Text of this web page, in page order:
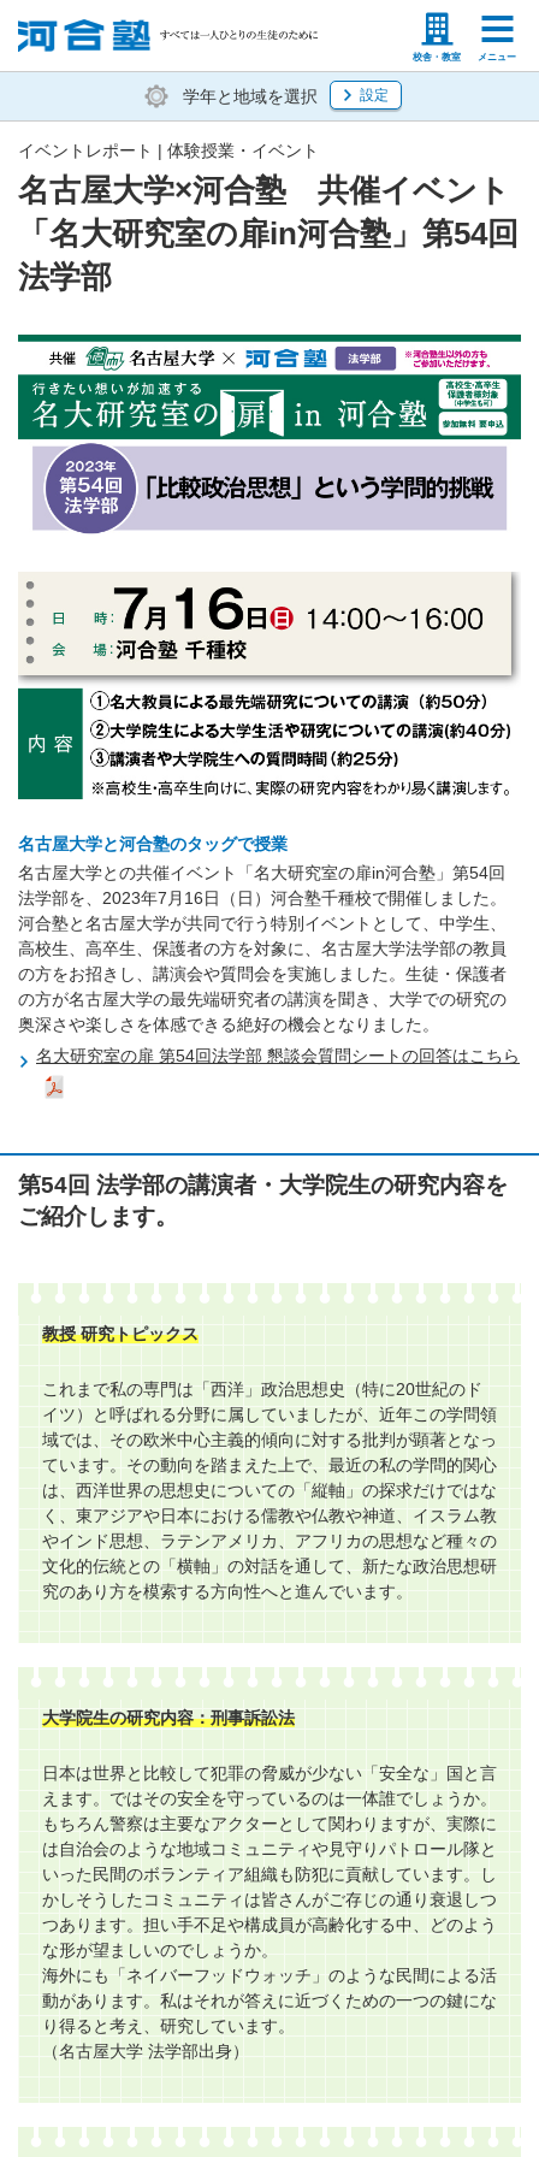
校舎・教室 メニュー
塾生の方 高等学校の先生
学年と地域を選択 設定
名古屋大学×河合塾 共催イベント
「名大研究室の扉in河合塾」第54回
法学部
イベントレポート | 体験授業・イベント
名古屋大学と河合塾のタッグで授業
名古屋大学との共催イベント「名大研究室の扉in河合塾」第54回
法学部を、2023年7月16日（日）河合塾千種校で開催しました。
河合塾と名古屋大学が共同で行う特別イベントとして、中学生、
高校生、高卒生、保護者の方を対象に、名古屋大学法学部の教員
の方をお招きし、講演会や質問会を実施しました。生徒・保護者
の方が名古屋大学の最先端研究者の講演を聞き、大学での研究の
奥深さや楽しさを体感できる絶好の機会となりました。
名大研究室の扉 第54回法学部 懇談会質問シートの回答はこちら
第54回 法学部の講演者・大学院生の研究内容を
ご紹介します。
教授 研究トピックス
これまで私の専門は「西洋」政治思想史（特に20世紀のド
イツ）と呼ばれる分野に属していましたが、近年この学問領
域では、その欧米中心主義的傾向に対する批判が顕著となっ
ています。その動向を踏まえた上で、最近の私の学問的関心
は、西洋世界の思想史についての「縦軸」の探求だけではな
く、東アジアや日本における儒教や仏教や神道、イスラム教
やインド思想、ラテンアメリカ、アフリカの思想など種々の
文化的伝統との「横軸」の対話を通して、新たな政治思想研
究のあり方を模索する方向性へと進んでいます。
大学院生の研究内容：刑事訴訟法
日本は世界と比較して犯罪の脅威が少ない「安全な」国と言
えます。ではその安全を守っているのは一体誰でしょうか。
もちろん警察は主要なアクターとして関わりますが、実際に
は自治会のような地域コミュニティや見守りパトロール隊と
いった民間のボランティア組織も防犯に貢献しています。し
かしそうしたコミュニティは皆さんがご存じの通り衰退しつ
つあります。担い手不足や構成員が高齢化する中、どのよう
な形が望ましいのでしょうか。
海外にも「ネイバーフッドウォッチ」のような民間による活
動があります。私はそれが答えに近づくための一つの鍵にな
り得ると考え、研究しています。
（名古屋大学 法学部出身）